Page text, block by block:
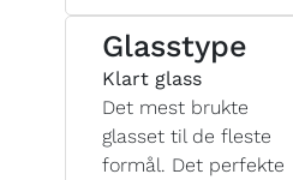
Glasstype
Klart glass
Det mest brukte
glasset til de fleste
formål. Det perfekte